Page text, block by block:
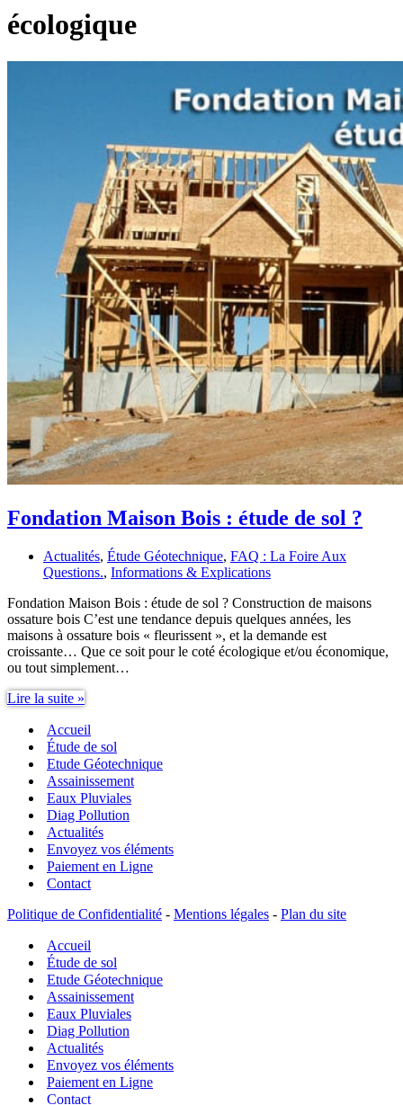
écologique
Fondation Maison Bois : étude de sol ?
Actualités, Étude Géotechnique, FAQ : La Foire Aux
Questions., Informations & Explications
Fondation Maison Bois : étude de sol ? Construction de maisons
ossature bois C’est une tendance depuis quelques années, les
maisons à ossature bois « fleurissent », et la demande est
croissante… Que ce soit pour le coté écologique et/ou économique,
ou tout simplement…
Lire la suite »
Bois
:
étude
de
sol
?
Accueil
Étude de sol
Etude Géotechnique
Assainissement
Eaux Pluviales
Diag Pollution
Actualités
Envoyez vos éléments
Paiement en Ligne
Contact
Politique de Confidentialité - Mentions légales - Plan du site
Accueil
Étude de sol
Etude Géotechnique
Assainissement
Eaux Pluviales
Diag Pollution
Actualités
Envoyez vos éléments
Paiement en Ligne
Contact